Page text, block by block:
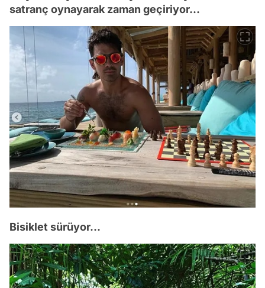
satranç oynayarak zaman geçiriyor...
Bisiklet sürüyor...